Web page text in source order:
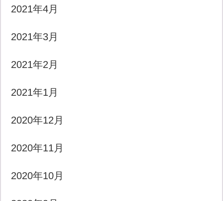
2021年4月
2021年3月
2021年2月
2021年1月
2020年12月
2020年11月
2020年10月